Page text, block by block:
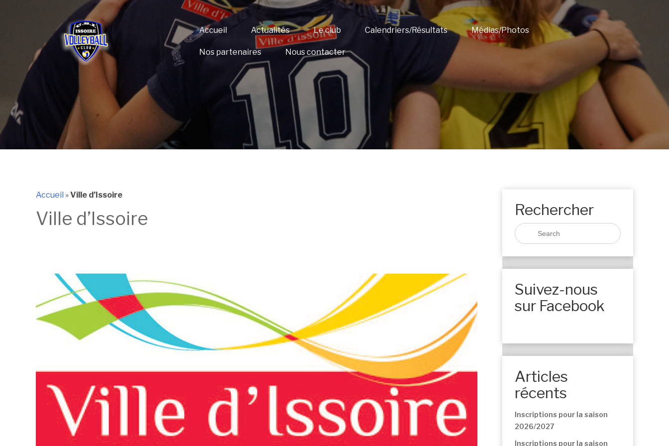
Accueil Actualités Le club Calendriers/Résultats Médias/Photos
Nos partenaires Nous contacter
Accueil »Ville d’Issoire
Ville d’Issoire Rechercher
Suivez-nous
sur Facebook
Articles
récents
Inscriptions pour la saison
2026/2027
Inscriptions pour la saison